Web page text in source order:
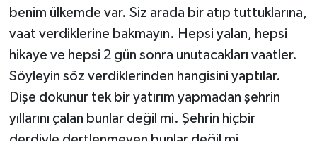
benim ülkemde var. Siz arada bir atıp tuttuklarına,
vaat verdiklerine bakmayın. Hepsi yalan, hepsi
hikaye ve hepsi 2 gün sonra unutacakları vaatler.
Söyleyin söz verdiklerinden hangisini yaptılar.
Dişe dokunur tek bir yatırım yapmadan şehrin
yıllarını çalan bunlar değil mi. Şehrin hiçbir